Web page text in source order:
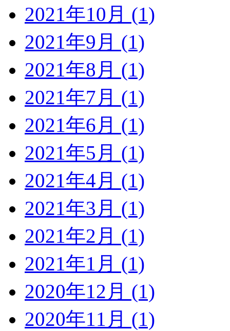
2021年10月 (1)
2021年9月 (1)
2021年8月 (1)
2021年7月 (1)
2021年6月 (1)
2021年5月 (1)
2021年4月 (1)
2021年3月 (1)
2021年2月 (1)
2021年1月 (1)
2020年12月 (1)
2020年11月 (1)